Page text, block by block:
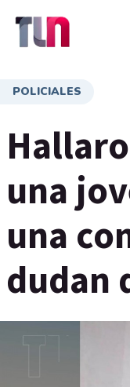
POLICIALES
una
una
dudan